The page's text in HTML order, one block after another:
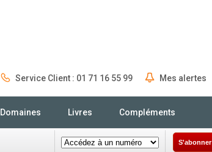
Service Client : 01 71 16 55 99 Mes alertes
Domaines Livres Compléments
S'abonner